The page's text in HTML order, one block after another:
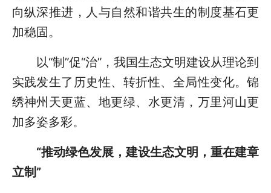
向纵深推进，人与自然和谐共生的制度基石更
加稳固。
以“制”促“治”，我国生态文明建设从理论到
实践发生了历史性、转折性、全局性变化。锦
绣神州天更蓝、地更绿、水更清，万里河山更
加多姿多彩。
“推动绿色发展，建设生态文明，重在建章
立制”